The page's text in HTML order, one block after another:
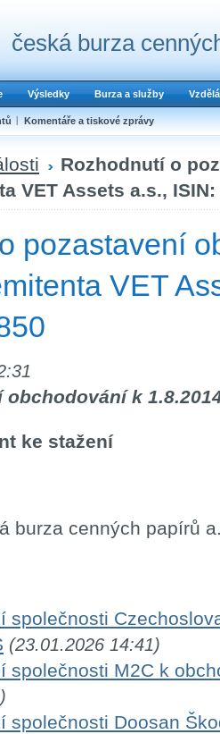
česká burza
Výsledky Burza a služby
Komentáře a tiskové zprávy
Rozhodnutí o
VET Assets a.s., ISIN:
pozastavení
VET
obchodování k
ke stažení
burza cenných papírů
společnosti
(23.01.2026 14:41)
společnosti M2C k
společnosti Doosan